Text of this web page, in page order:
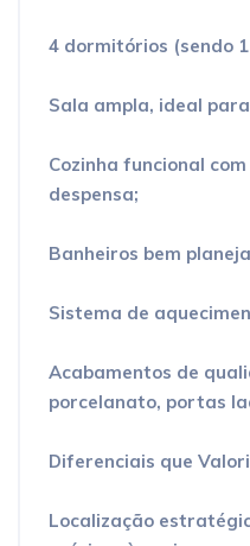
4 dormitórios (sendo
Sala ampla, ideal
Cozinha funcional
despensa;
Banheiros bem
Sistema de
Acabamentos de
porcelanato, portas
Diferenciais que
Localização